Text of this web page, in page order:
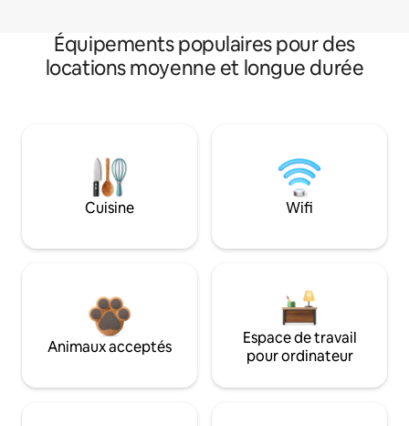
Équipements populaires pour des
locations moyenne et longue durée
Cuisine Wifi
Animaux acceptés
Espace de travail
pour ordinateur